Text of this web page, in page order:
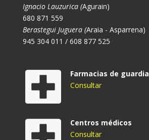
Ignacio Lauzurica (Agurain)
680 871 559
Berastegui Juguera (Araia - Asparrena)
945 304 011 / 608 877 525
Farmacias de guardia
Consultar
Centros médicos
Consultar